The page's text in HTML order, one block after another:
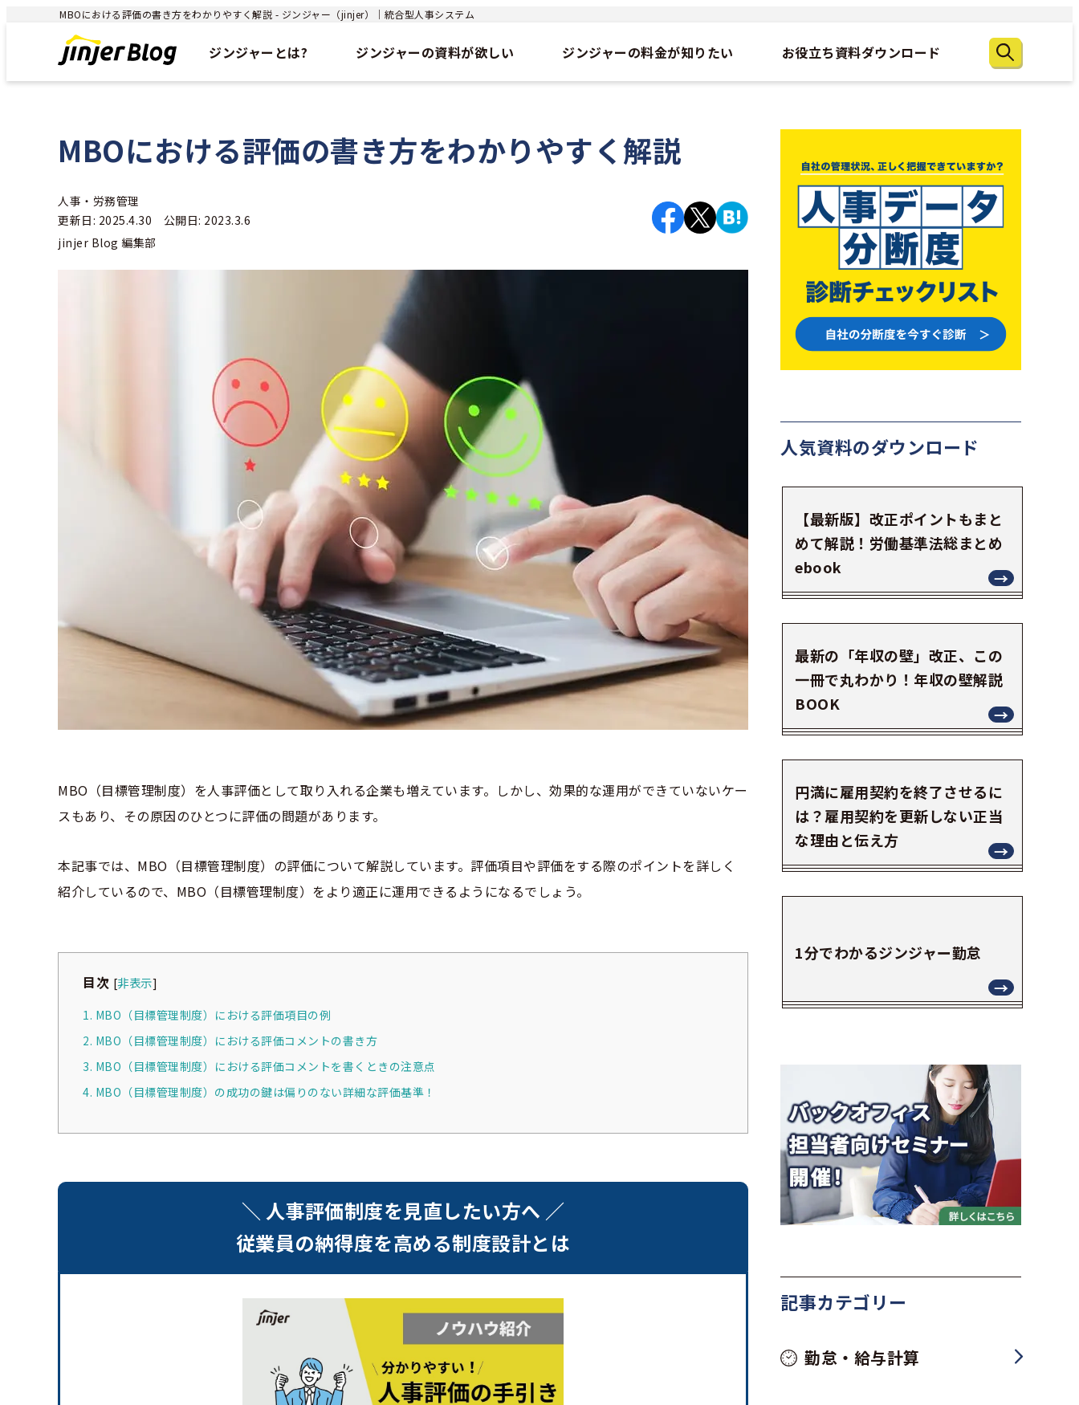
MBOにおける評価の書き方をわかりやすく解説 - ジンジャー（jinjer）｜統合型人事システム
ジンジャーとは? ジンジャーの資料が欲しい ジンジャーの料金が知りたい お役立ち資料ダウンロード
MBOにおける評価の書き方をわかりやすく解説
人事・労務管理
更新日: 2025.4.30 公開日: 2023.3.6
jinjer Blog 編集部
MBO（目標管理制度）を人事評価として取り入れる企業も増えています。しかし、効果的な運用ができていないケー
スもあり、その原因のひとつに評価の問題があります。
本記事では、MBO（目標管理制度）の評価について解説しています。評価項目や評価をする際のポイントを詳しく
紹介しているので、MBO（目標管理制度）をより適正に運用できるようになるでしょう。
目次 [非表示]
1. MBO（目標管理制度）における評価項目の例
2. MBO（目標管理制度）における評価コメントの書き方
3. MBO（目標管理制度）における評価コメントを書くときの注意点
4. MBO（目標管理制度）の成功の鍵は偏りのない詳細な評価基準！
＼ 人事評価制度を見直したい方へ ／
従業員の納得度を高める制度設計とは
人気資料のダウンロード
【最新版】改正ポイントもまと
めて解説！労働基準法総まとめ
ebook
最新の「年収の壁」改正、この
一冊で丸わかり！年収の壁解説
BOOK
円満に雇用契約を終了させるに
は？雇用契約を更新しない正当
な理由と伝え方
1分でわかるジンジャー勤怠
記事カテゴリー
勤怠・給与計算